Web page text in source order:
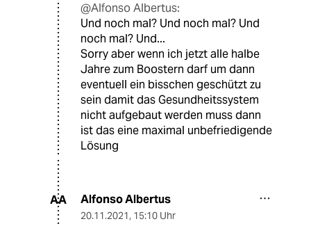
@Alfonso Albertus:
Und noch mal? Und noch mal? Und
noch mal? Und...
Sorry aber wenn ich jetzt alle halbe
Jahre zum Boostern darf um dann
eventuell ein bisschen geschützt zu
sein damit das Gesundheitssystem
nicht aufgebaut werden muss dann
ist das eine maximal unbefriedigende
Lösung
AA Alfonso Albertus
20.11.2021, 15:10 Uhr